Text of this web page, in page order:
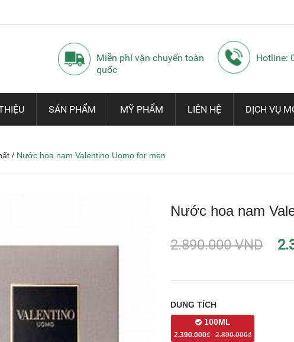
Miễn phí vận chuyển toàn
quốc
Hotline:
SẢN PHẨM MỸ PHẨM LIÊN HỆ DỊCH VỤ
/ Nước hoa nam Valentino Uomo for men
Nước hoa nam
2.890.000 VND
DUNG TÍCH
100ML
2.390.000₫ 2.890.000₫